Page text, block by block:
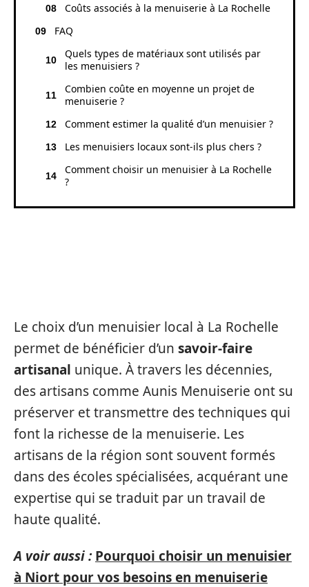
Coûts associés à la menuiserie à La Rochelle
FAQ
Quels types de matériaux sont utilisés par
les menuisiers ?
Combien coûte en moyenne un projet de
menuiserie ?
Comment estimer la qualité d’un menuisier ?
Les menuisiers locaux sont-ils plus chers ?
Comment choisir un menuisier à La Rochelle
?
Le choix d’un menuisier local à La Rochelle
permet de bénéficier d’un savoir-faire
artisanal unique. À travers les décennies,
des artisans comme Aunis Menuiserie ont su
préserver et transmettre des techniques qui
font la richesse de la menuiserie. Les
artisans de la région sont souvent formés
dans des écoles spécialisées, acquérant une
expertise qui se traduit par un travail de
haute qualité.
A voir aussi : Pourquoi choisir un menuisier
à Niort pour vos besoins en menuiserie